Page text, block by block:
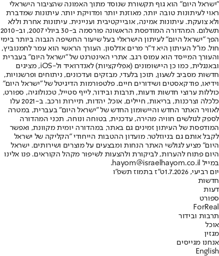
"ישראל היום" הוא גוף תקשורת שנוסד מתוך האמונה שהציבור הישראלי
ראוי לעיתונות טובה יותר, מאוזנת יותר ומדויקת יותר. עיתונות שמדברת
ולא צועקת. עיתונות אמינה, אובייקטיבית ועניינית. עיתונות אחרת וללא
תשלום. המהדורה המודפסת הראשונה פורסמה ב-30 ביולי 2007, וב-2010
הפך "ישראל היום" לעיתון הישראלי בעל שיעור החשיפה הגבוה ביותר בימי
חול. מו"ל העיתון היא ד"ר מרים אדלסון. העורך הראשי הוא עמר לחמנוביץ,
והעורך המייסד הוא עמוס רגב. אתרי האינטרנט של "ישראל היום" בעברית
ובאנגלית, כמו כן היישומונים (אפליקציות) לאנדרואיד ול-iOS, מציגים
חדשות מסביב לשעון, תוכן בלעדי, מבזקים ועדכונים, ניתוחים ופרשנויות,
וידיאו, פודקאסטים ושידורים חיים. פלטפורמות הדיגיטל של "ישראל היום"
כוללות ערוצי חדשות ודעות, תרבות ובידור, לייף סטייל, טכנולוגיה, ספורט,
כלכלה וצרכנות, בריאות, חיילים, אוכל, יהדות, תיירות ורכב. ב-2021 עלו
לאוויר האתר החדש והיישומון החדש של "ישראל היום" בעברית, במטרה
לספק לגולשים חוויה מהירה, עדכנית, בטוחה ונוחה. תכני המהדורה
המודפסת של העיתון זמינים גם באתר, במהדורה יומית מקוונת, ואפשר
לקבל אותם גם בניוזלטר. מועדון ההטבות הייחודי "הקליקה של ישראל
היום" מציע לגולשי האתר הנחות ומבצעים על מוצרים ושירותים. ישראל
היום פתוח להערות, לביקורת ולהצעות לשיפור מקהל הקוראים. פנו אלינו
במייל hayom@israelhayom.co.il.
יום רביעי, 1.7.2026
ט"ז בתמוז תשפ"ו
חדשות
דעות
ספורט
ForReal
תרבות ובידור
אוכל
מגזין
אנחנו מגייסים
English